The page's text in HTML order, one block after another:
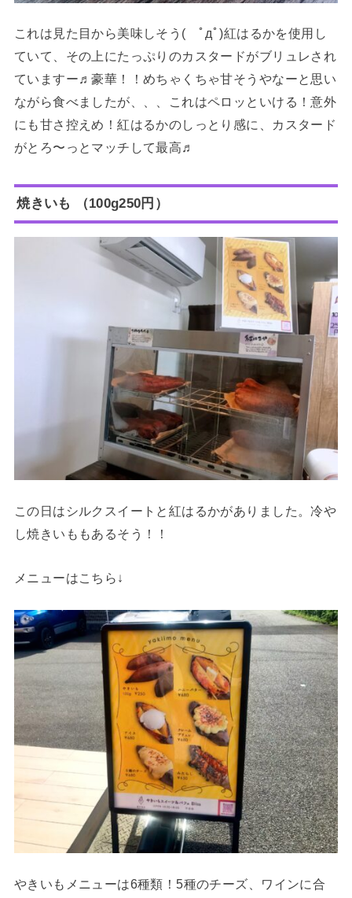
これは見た目から美味しそう( ﾟдﾟ)紅はるかを使用し
ていて、その上にたっぷりのカスタードがブリュレされ
ていますー♬豪華！！めちゃくちゃ甘そうやなーと思い
ながら食べましたが、、、これはペロッといける！意外
にも甘さ控えめ！紅はるかのしっとり感に、カスタード
がとろ〜っとマッチして最高♬
焼きいも （100g250円）
この日はシルクスイートと紅はるかがありました。冷や
し焼きいももあるそう！！
メニューはこちら↓
やきいもメニューは6種類！5種のチーズ、ワインに合